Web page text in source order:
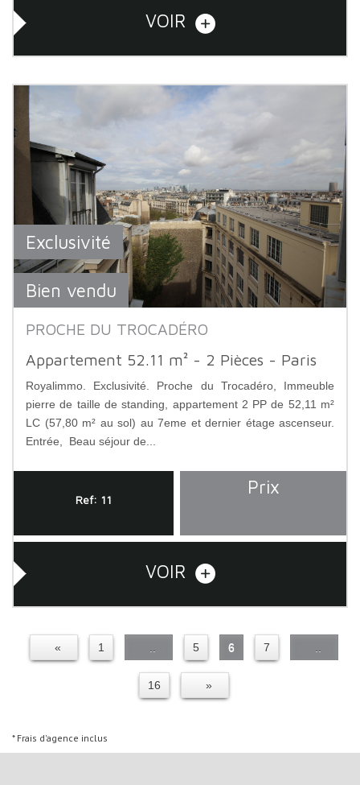
VOIR
Bien vendu
Exclusivité
PROCHE DU TROCADÉRO
Appartement 52.11 m² - 2 Pièces - Paris
Royalimmo. Exclusivité. Proche du Trocadéro, Immeuble
pierre de taille de standing, appartement 2 PP de 52,11 m²
LC (57,80 m² au sol) au 7eme et dernier étage ascenseur.
Entrée, Beau séjour de...
Ref: 11
Prix
VOIR
« 1 5 6 7
16 »
* Frais d'agence inclus